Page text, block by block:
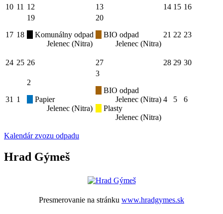
10 11 12 13 14 15 16
17 18
19
Komunálny odpad
Jelenec (Nitra)
20
BIO odpad
Jelenec (Nitra)
21 22 23
24 25 26 27 28 29 30
31 1
2
Papier
Jelenec (Nitra)
3
BIO odpad
Jelenec (Nitra)
Plasty
Jelenec (Nitra)
4 5 6
Kalendár zvozu odpadu
Hrad Gýmeš
Presmerovanie na stránku www.hradgymes.sk